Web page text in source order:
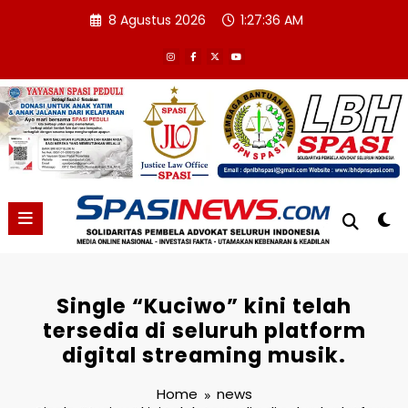
8 Agustus 2026 1:27:37 AM
Single “Kuciwo” kini telah
tersedia di seluruh platform
digital streaming musik.
Home
news